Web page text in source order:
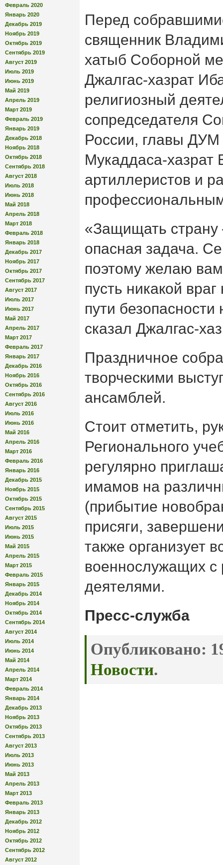
Февраль 2020
Январь 2020
Декабрь 2019
Ноябрь 2019
Октябрь 2019
Сентябрь 2019
Август 2019
Июль 2019
Июнь 2019
Май 2019
Апрель 2019
Март 2019
Февраль 2019
Январь 2019
Декабрь 2018
Ноябрь 2018
Октябрь 2018
Сентябрь 2018
Август 2018
Июль 2018
Июнь 2018
Май 2018
Апрель 2018
Март 2018
Февраль 2018
Январь 2018
Декабрь 2017
Ноябрь 2017
Октябрь 2017
Сентябрь 2017
Август 2017
Июль 2017
Июнь 2017
Май 2017
Апрель 2017
Март 2017
Февраль 2017
Январь 2017
Декабрь 2016
Ноябрь 2016
Октябрь 2016
Сентябрь 2016
Август 2016
Июль 2016
Июнь 2016
Май 2016
Апрель 2016
Март 2016
Февраль 2016
Январь 2016
Декабрь 2015
Ноябрь 2015
Октябрь 2015
Сентябрь 2015
Август 2015
Июль 2015
Июнь 2015
Май 2015
Апрель 2015
Март 2015
Февраль 2015
Январь 2015
Декабрь 2014
Ноябрь 2014
Октябрь 2014
Сентябрь 2014
Август 2014
Июль 2014
Июнь 2014
Май 2014
Апрель 2014
Март 2014
Февраль 2014
Январь 2014
Декабрь 2013
Ноябрь 2013
Октябрь 2013
Сентябрь 2013
Август 2013
Июль 2013
Июнь 2013
Май 2013
Апрель 2013
Март 2013
Февраль 2013
Январь 2013
Декабрь 2012
Ноябрь 2012
Октябрь 2012
Сентябрь 2012
Август 2012
Перед
священник
хатыб Соборной
Джалгас-хазрат
религиозный
сопредседателя
России, главы ДУМ
Мукаддаса-хазрат
артиллеристов и
«Защищать страну
опасная задача.
поэтому желаю
пусть никакой
пути
сказал Джалгас-
Праздничное
творческими
ансамблей.
Стоит отметить,
Регионального
регулярно
имамов на
(прибытие
присяги,
также организует
военнослужащих с
деятелями.
Пресс-служба
Опубликовано:
Новости.